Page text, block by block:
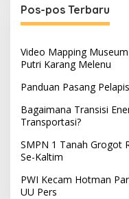
Pos-pos Terbaru
Video Mapping
Putri Karang Melenu
Panduan Pasang
Bagaimana Transisi
Transportasi?
SMPN 1 Tanah Grogot
Se-Kaltim
PWI Kecam Hotman
UU Pers